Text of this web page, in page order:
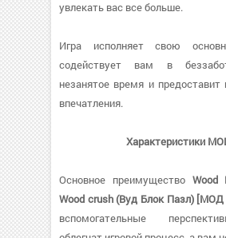
увлекать вас все больше.
Игра исполняет свою
содействует вам в
незанятое время и
впечатления.
Характеристики
Основное преимущество Wood
Wood crush (Вуд Блок Пазл)
вспомогательные